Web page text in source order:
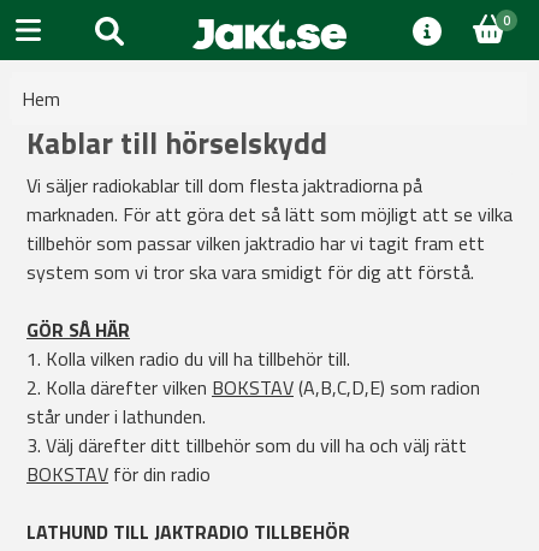
0
Hem
Kablar till hörselskydd
Vi säljer radiokablar till dom flesta jaktradiorna på
marknaden. För att göra det så lätt som möjligt att se vilka
tillbehör som passar vilken jaktradio har vi tagit fram ett
system som vi tror ska vara smidigt för dig att förstå.
GÖR SÅ HÄR
1. Kolla vilken radio du vill ha tillbehör till.
2. Kolla därefter vilken BOKSTAV(A,B,C,D,E) som radion
står under i lathunden.
3. Välj därefter ditt tillbehör som du vill ha och välj rätt
BOKSTAV för din radio
LATHUND TILL JAKTRADIO TILLBEHÖR